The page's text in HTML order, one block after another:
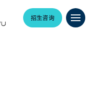
招生咨询